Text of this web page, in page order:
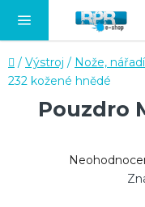
Domů
/ Výstroj / Nože, nářadí
232 kožené hnědé
Pouzdro
Průměrné